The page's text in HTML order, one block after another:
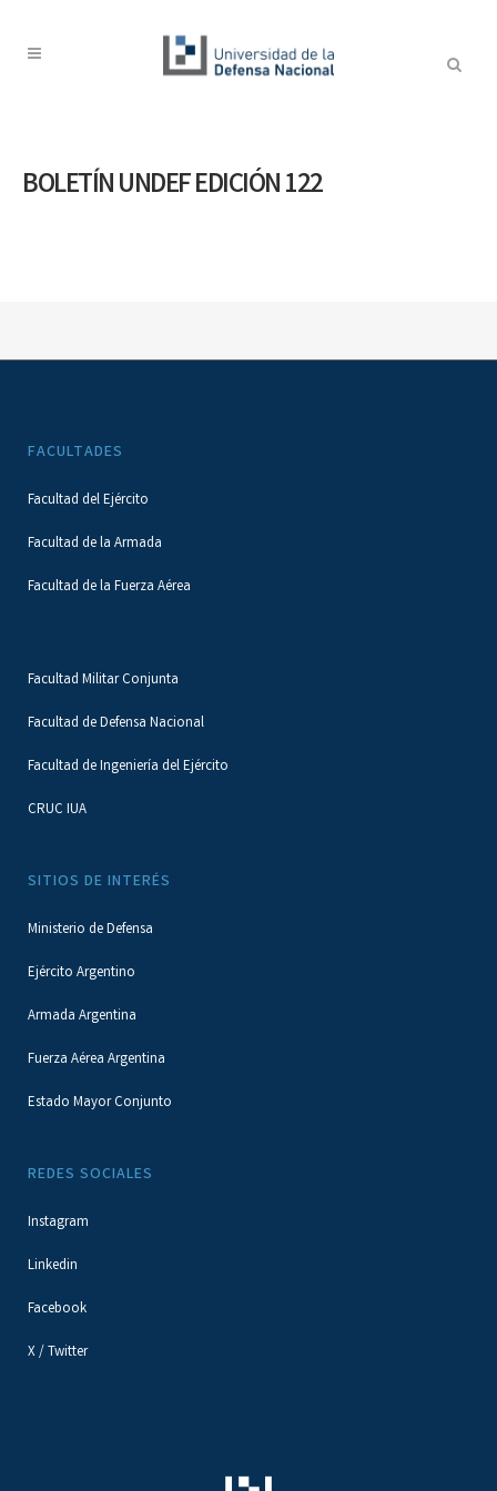
BOLETÍN UNDEF EDICIÓN 122
FACULTADES
Facultad del Ejército
Facultad de la Armada
Facultad de la Fuerza Aérea
Facultad Militar Conjunta
Facultad de Defensa Nacional
Facultad de Ingeniería del Ejército
CRUC IUA
SITIOS DE INTERÉS
Ministerio de Defensa
Ejército Argentino
Armada Argentina
Fuerza Aérea Argentina
Estado Mayor Conjunto
REDES SOCIALES
Instagram
Linkedin
Facebook
X / Twitter